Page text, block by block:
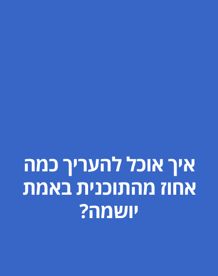
איך אוכל להעריך כמה
אחוז מהתוכנית באמת
יושמה?